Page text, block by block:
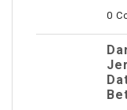
0